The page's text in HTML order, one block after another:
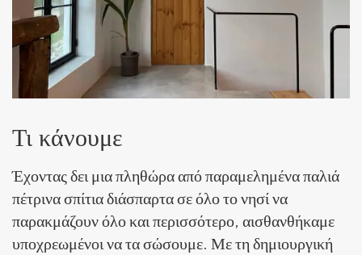
Τι κάνουμε
Έχοντας δει μια πληθώρα από παραμελημένα παλιά
πέτρινα σπίτια διάσπαρτα σε όλο το νησί να
παρακμάζουν όλο και περισσότερο, αισθανθήκαμε
υποχρεωμένοι να τα σώσουμε. Με τη δημιουργική